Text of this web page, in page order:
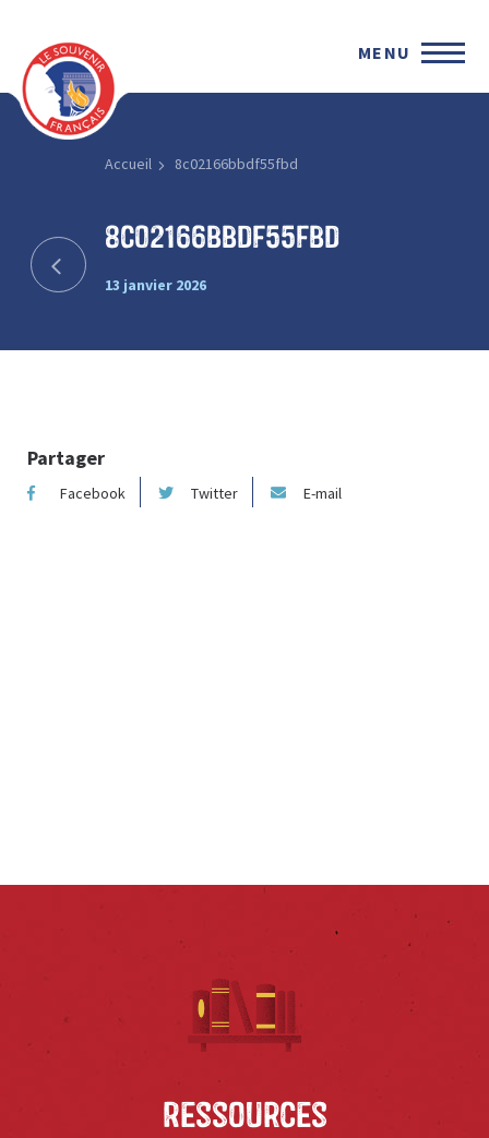
MENU
Accueil 8c02166bbdf55fbd
8c02166bbdf55fbd
13 janvier 2026
Partager
Facebook Twitter E-mail
Ressources